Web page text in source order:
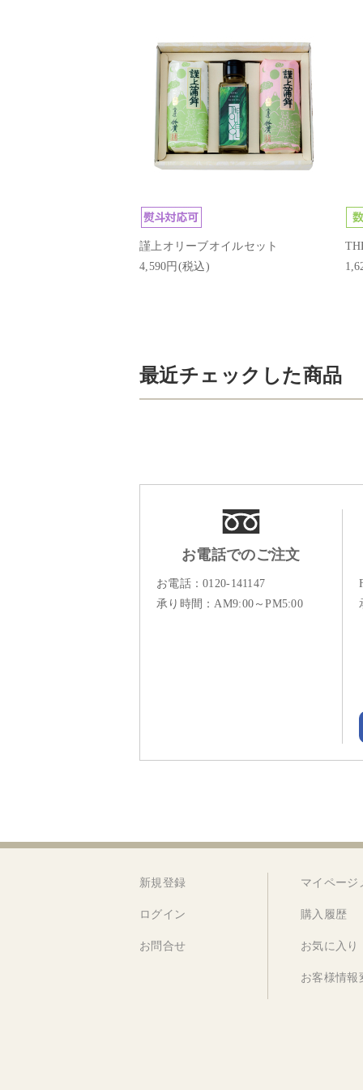
謹上オリーブオイルセット
4,590円(税込)
最近チェックした商品
お電話でのご注文
お電話：0120-141147
承り時間：AM9:00～PM5:00
新規登録
ログイン
お問合せ
マイページ
購入履歴
お気に入り
お客様情報